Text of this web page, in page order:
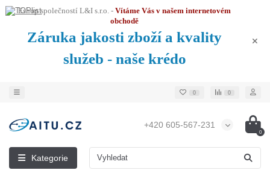
Eshop společností L&I s.r.o. - Vítáme Vás v našem internetovém
obchodě
Záruka jakosti zboží a kvality
služeb - naše krédo
0 0
+420 605-567-231
0
Kategorie